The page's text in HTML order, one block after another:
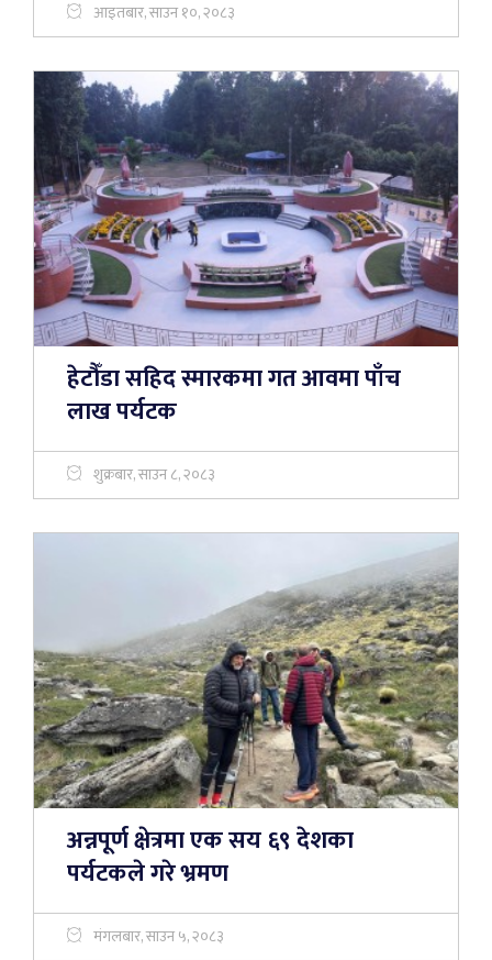
आइतबार, साउन १०, २०८३
हेटौँडा सहिद स्मारकमा गत आवमा पाँच
लाख पर्यटक
शुक्रबार, साउन ८, २०८३
अन्नपूर्ण क्षेत्रमा एक सय ६९ देशका
पर्यटकले गरे भ्रमण
मंगलबार, साउन ५, २०८३